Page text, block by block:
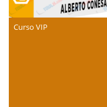
Curso VIP